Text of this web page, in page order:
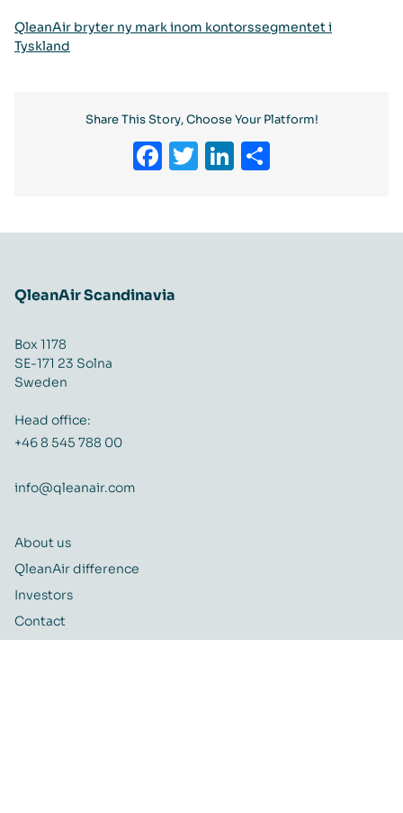
QleanAir bryter ny mark inom kontorssegmentet i
Tyskland
Share This Story, Choose Your Platform!
Facebook
Twitter
LinkedIn
QleanAir Scandinavia
Box 1178
SE-171 23 Solna
Sweden
Head office:
+46 8 545 788 00
info@qleanair.com
About us
QleanAir difference
Investors
Contact